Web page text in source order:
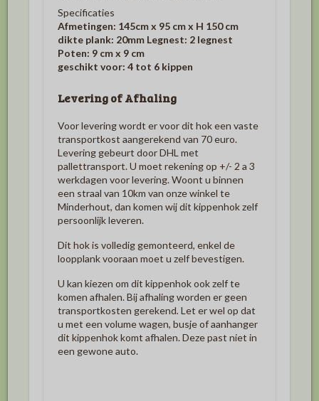
Specificaties
Afmetingen: 145cm x 95 cm x H 150 cm
dikte plank: 20mm Legnest: 2 legnest
Poten: 9 cm x 9 cm
geschikt voor: 4 tot 6 kippen
Levering of Afhaling
Voor levering wordt er voor dit hok een vaste
transportkost aangerekend van 70 euro.
Levering gebeurt door DHL met
pallettransport. U moet rekening op +/- 2 a 3
werkdagen voor levering. Woont u binnen
een straal van 10km van onze winkel te
Minderhout, dan komen wij dit kippenhok zelf
persoonlijk leveren.
Dit hok is volledig gemonteerd, enkel de
loopplank vooraan moet u zelf bevestigen.
U kan kiezen om dit kippenhok ook zelf te
komen afhalen. Bij afhaling worden er geen
transportkosten gerekend. Let er wel op dat
u met een volume wagen, busje of aanhanger
dit kippenhok komt afhalen. Deze past niet in
een gewone auto.